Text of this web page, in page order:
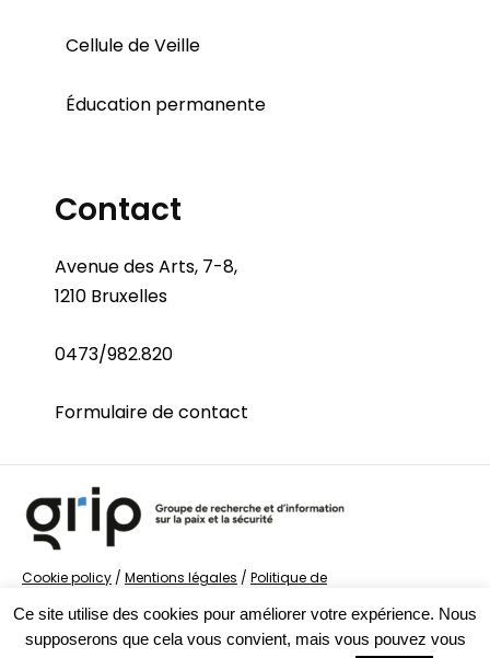
Cellule de Veille
Éducation permanente
Contact
Avenue des Arts, 7-8,
1210 Bruxelles
0473/982.820
Formulaire de contact
Cookie policy / Mentions légales / Politique de
la Sécurité
Ce site utilise des cookies pour améliorer votre expérience. Nous
supposerons que cela vous convient, mais vous pouvez vous